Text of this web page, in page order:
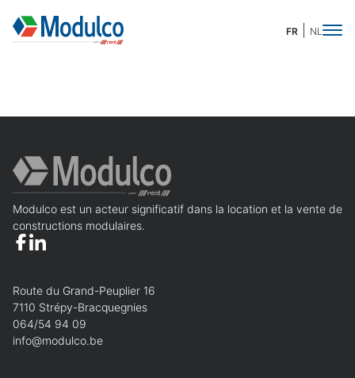
FR NL
Merci de compléter ces quelques informations
pour accéder à la demande en ligne :
Prénom
Téléphone Obligatoire
Modulco est un acteur significatif dans la location et la vente de
constructions modulaires.
Route du Grand-Peuplier 16
7110 Strépy-Bracquegnies
064/54 94 09
info@modulco.be